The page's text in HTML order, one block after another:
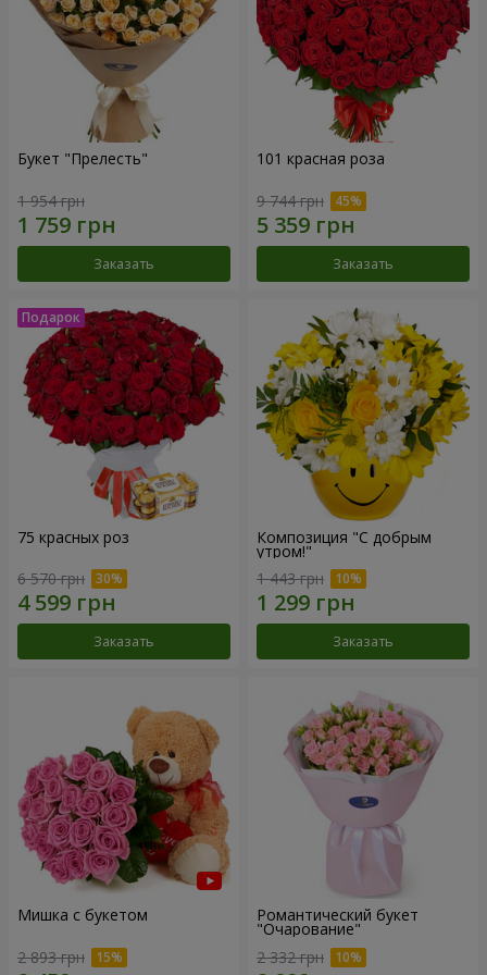
Букет "Прелесть"
1 954 грн
Заказать
101 красная роза
9 744 грн
Заказать
75 красных роз
6 570 грн
Заказать
Композиция "С добрым
утром!"
1 443 грн
Заказать
Мишка с букетом
2 893 грн
Романтический букет
"Очарование"
2 332 грн